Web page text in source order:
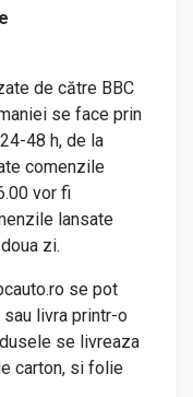
de către BBC
se face prin
48 h, de la
comenzile
vor fi
lansate
zi.
se pot
livra printr-o
se livreaza
carton, si folie